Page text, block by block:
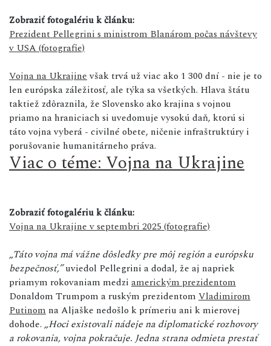
Zobraziť fotogalériu k článku:
Prezident Pellegrini s ministrom Blanárom počas návštevy
v USA (fotografie)
Vojna na Ukrajinevšak trvá už viac ako 1 300 dní - nie je to
len európska záležitosť, ale týka sa všetkých. Hlava štátu
taktiež zdôraznila, že Slovensko ako krajina s vojnou
priamo na hraniciach si uvedomuje vysokú daň, ktorú si
táto vojna vyberá - civilné obete, ničenie infraštruktúry i
porušovanie humanitárneho práva.
Viac o téme: Vojna na Ukrajine
Zobraziť fotogalériu k článku:
Vojna na Ukrajine v septembri 2025 (fotografie)
„Táto vojna má vážne dôsledky pre môj región a európsku
bezpečnosť,”uviedol Pellegrini a dodal, že aj napriek
priamym rokovaniam medzi americkým prezidentom
Donaldom Trumpom a ruským prezidentom Vladimirom
Putinom na Aljaške nedošlo k prímeriu ani k mierovej
dohode. „Hoci existovali nádeje na diplomatické rozhovory
a rokovania, vojna pokračuje. Jedna strana odmieta prestať